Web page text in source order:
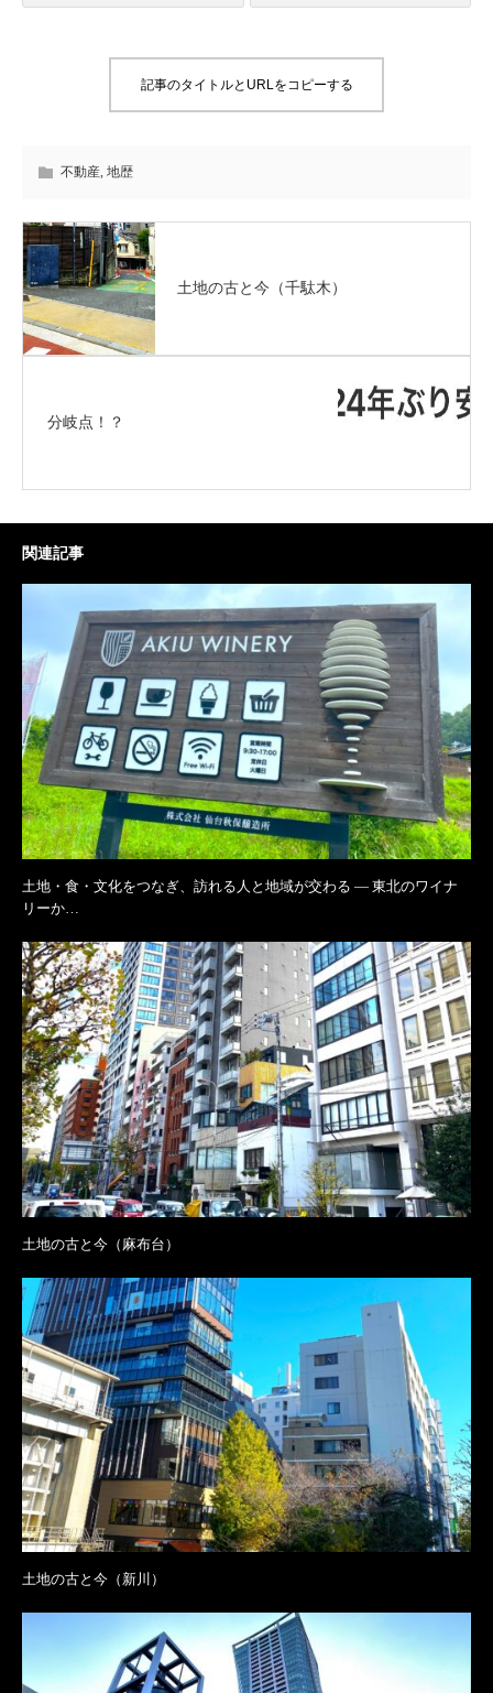
記事のタイトルとURLをコピーする
不動産, 地歴
土地の古と今（千駄木）
分岐点！？
関連記事
土地・食・文化をつなぎ、訪れる人と地域が交わる ― 東北のワイナ
リーか…
土地の古と今（麻布台）
土地の古と今（新川）